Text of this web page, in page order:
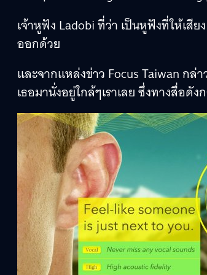
เจ้าหูฟัง Ladobi ที่ว่า เป็นหูฟังที่ให้เสี
ออกด้วย
และจากแหล่งข่าว Focus Taiwan ก
เธอมานั่งอยู่ใกล้ๆเราเลย ซึ่งทางสื่อดั